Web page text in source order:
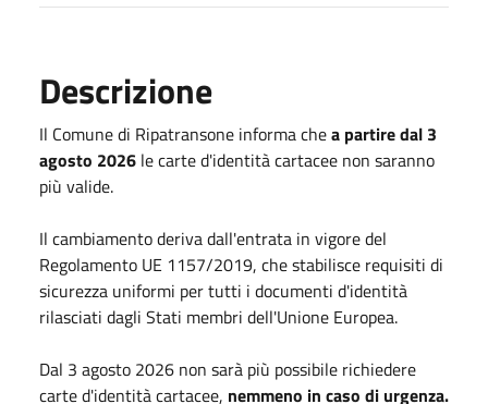
Descrizione
Il Comune di Ripatransone informa chea partire dal 3
agosto 2026 le carte d'identità cartacee non saranno
più valide.
Il cambiamento deriva dall'entrata in vigore del
Regolamento UE 1157/2019, che stabilisce requisiti di
sicurezza uniformi per tutti i documenti d'identità
rilasciati dagli Stati membri dell'Unione Europea.
Dal 3 agosto 2026 non sarà più possibile richiedere
carte d'identità cartacee, nemmeno in caso di urgenza.